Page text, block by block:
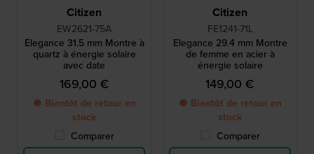
Citizen
EW2621-75A
Elegance 31.5 mm Montre à
quartz à énergie solaire
avec date
169,00 €
● Bientôt de retour en
stock
Comparer
Citizen
FE1241-71L
Elegance 29.4 mm Montre
de femme en acier à
énergie solaire
149,00 €
● Bientôt de retour en
stock
Comparer